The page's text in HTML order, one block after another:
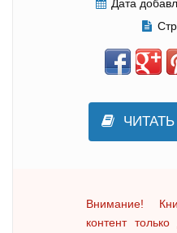
Дата
Внимание!
контент